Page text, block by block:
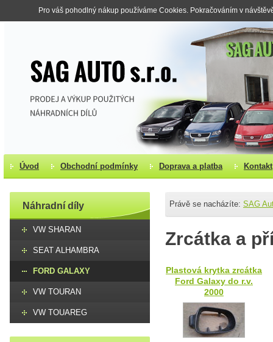
Pro váš pohodlný nákup používáme Cookies. Pokračováním v
Úvod Obchodní podmínky Doprava a platba Kontakt
Náhradní díly
VW SHARAN
SEAT ALHAMBRA
FORD GALAXY
VW TOURAN
VW TOUAREG
Právě se nacházíte: SAG
Zrcátka a
Plastová krytka zrcátka
Ford Galaxy do r.v.
2000